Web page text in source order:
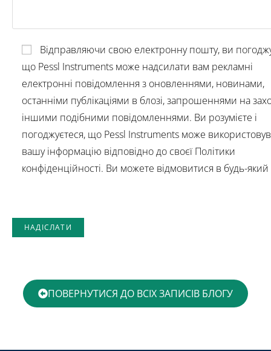
Відправляючи свою електронну пошту, ви
що Pessl Instruments може надсилати вам рекламні
електронні повідомлення з оновленнями, новинами,
останніми публікаціями в блозі, запрошеннями на
іншими подібними повідомленнями. Ви розумієте і
погоджуєтеся, що Pessl Instruments може
вашу інформацію відповідно до своєї Політики
конфіденційності. Ви можете відмовитися в будь-який
ПОВЕРНУТИСЯ ДО ВСІХ ЗАПИСІВ БЛОГУ